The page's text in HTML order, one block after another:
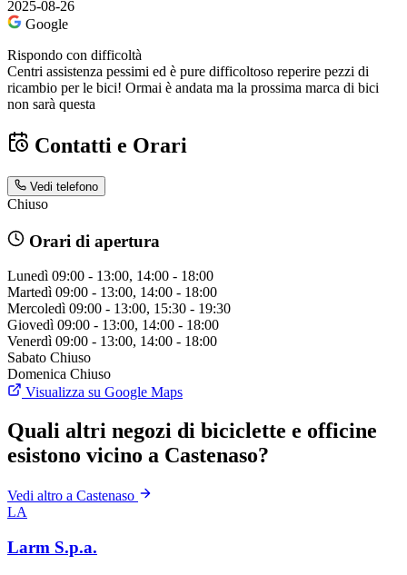
2025-08-26
Google
Rispondo con difficoltà
Centri assistenza pessimi ed è pure difficoltoso reperire pezzi di
ricambio per le bici! Ormai è andata ma la prossima marca di bici
non sarà questa
Contatti e Orari
Vedi telefono
Chiuso
Orari di apertura
Lunedì 09:00 - 13:00, 14:00 - 18:00
Martedì 09:00 - 13:00, 14:00 - 18:00
Mercoledì 09:00 - 13:00, 15:30 - 19:30
Giovedì 09:00 - 13:00, 14:00 - 18:00
Venerdì 09:00 - 13:00, 14:00 - 18:00
Sabato Chiuso
Domenica Chiuso
Visualizza su Google Maps
Quali altri negozi di biciclette e officine
esistono vicino a Castenaso?
Vedi altro a Castenaso
LA
Larm S.p.a.